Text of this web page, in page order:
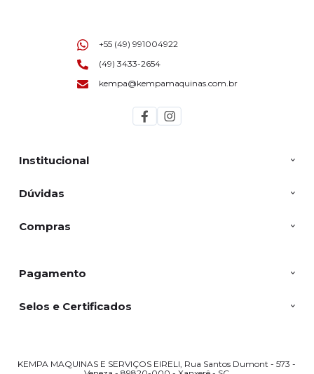
Institucional
Dúvidas
Compras
+55 (49) 991004922
(49) 3433-2654
kempa@kempamaquinas.com.br
Pagamento
Selos e Certificados
KEMPA MAQUINAS E SERVIÇOS EIRELI, Rua Santos Dumont - 573 -